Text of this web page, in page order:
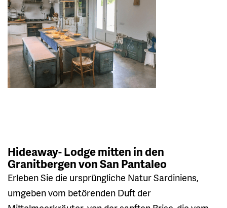
Hideaway- Lodge mitten in den
Granitbergen von San Pantaleo
Erleben Sie die ursprüngliche Natur Sardiniens,
umgeben vom betörenden Duft der